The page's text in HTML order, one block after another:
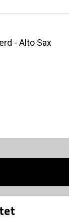
- Alto Sax